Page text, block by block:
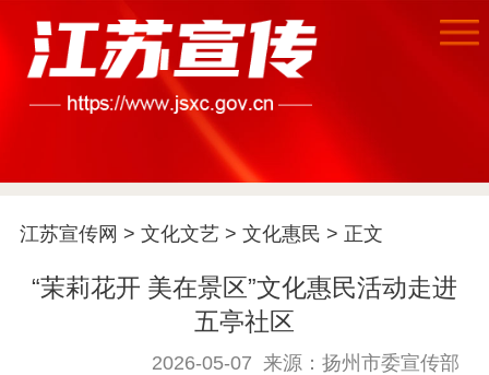
首页
江苏要闻
公示公告
江苏宣传网 > 文化文艺> 文化惠民 > 正文
“茉莉花开 美在景区”文化惠民活动走进
五亭社区
2026-05-07 来源：扬州市委宣传部